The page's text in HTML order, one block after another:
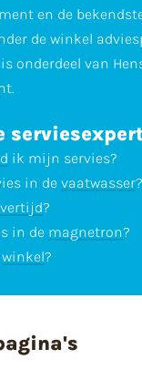
en de
de winkel
onderdeel van
ik mijn servies?
in de vaatwasser?
?
in de magnetron?
winkel?